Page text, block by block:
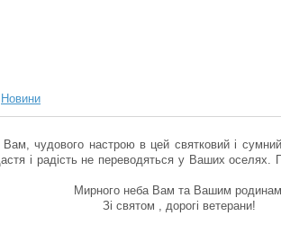
Новини
Вам, чудового настрою в цей святковий і
і радість не переводяться у Ваших
Мирного неба Вам та Вашим
Зі святом , дорогі ветерани!